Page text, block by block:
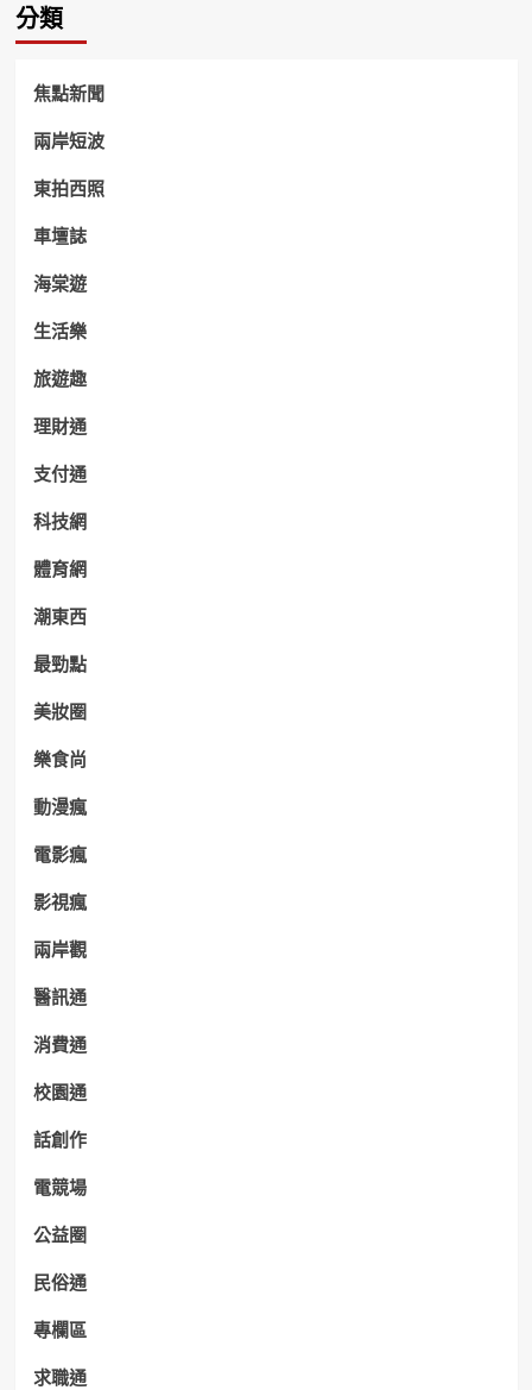
分類
焦點新聞
兩岸短波
東拍西照
車壇誌
海棠遊
生活樂
旅遊趣
理財通
支付通
科技網
體育網
潮東西
最勁點
美妝圈
樂食尚
動漫瘋
電影瘋
影視瘋
兩岸觀
醫訊通
消費通
校園通
話創作
電競場
公益圈
民俗通
專欄區
求職通